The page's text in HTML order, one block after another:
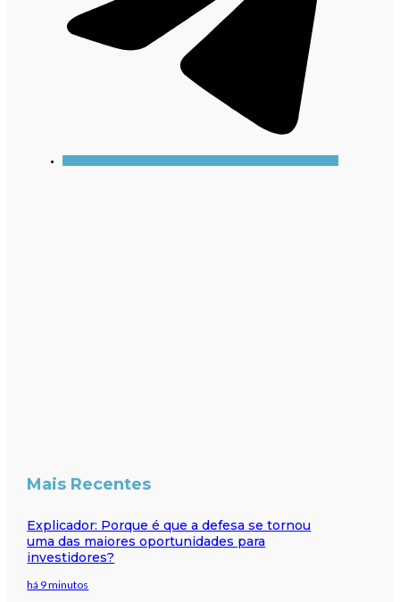
Mais Recentes
Explicador: Porque é que a defesa se tornou
uma das maiores oportunidades para
investidores?
há 9 minutos